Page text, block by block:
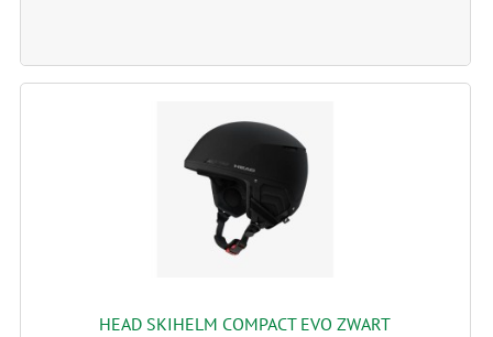
HEAD SKIHELM COMPACT EVO ZWART